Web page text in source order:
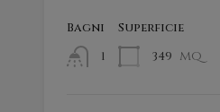
Bagni
1
Superficie
349 mq